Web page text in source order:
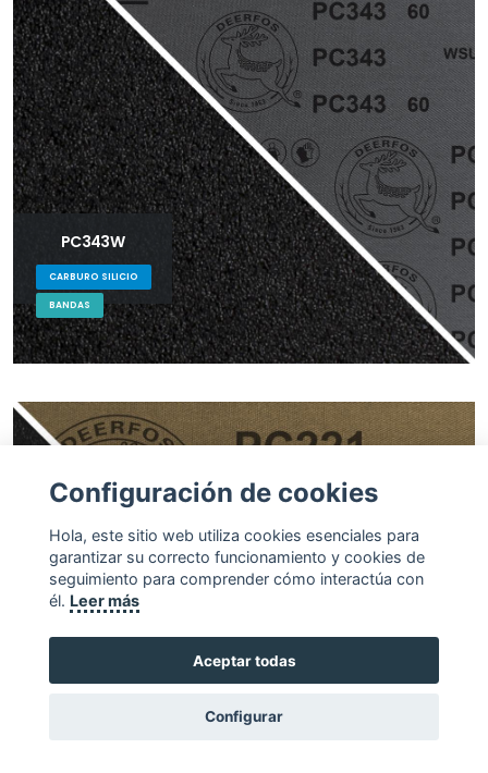
PC343W
CARBURO SILICIO
BANDAS
Configuración de cookies
Hola, este sitio web utiliza cookies esenciales para
garantizar su correcto funcionamiento y cookies de
seguimiento para comprender cómo interactúa con
él. Leer más
Aceptar todas
Configurar